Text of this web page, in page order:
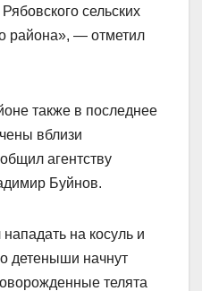
сельских
района», — отметил
также в последнее
вблизи
агентству
Буйнов.
на косуль и
детеныши начнут
телята